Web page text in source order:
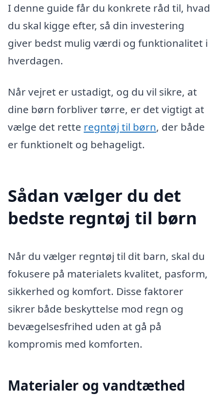
I denne guide får du konkrete råd til, hvad
du skal kigge efter, så din investering
giver bedst mulig værdi og funktionalitet i
hverdagen.
Når vejret er ustadigt, og du vil sikre, at
dine børn forbliver tørre, er det vigtigt at
vælge det rette regntøj til børn, der både
er funktionelt og behageligt.
Sådan vælger du det
bedste regntøj til børn
Når du vælger regntøj til dit barn, skal du
fokusere på materialets kvalitet, pasform,
sikkerhed og komfort. Disse faktorer
sikrer både beskyttelse mod regn og
bevægelsesfrihed uden at gå på
kompromis med komforten.
Materialer og vandtæthed